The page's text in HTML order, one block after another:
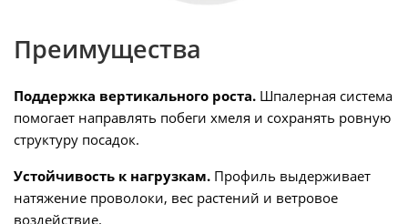
Преимущества
Поддержка вертикального роста. Шпалерная система
помогает направлять побеги хмеля и сохранять ровную
структуру посадок.
Устойчивость к нагрузкам. Профиль выдерживает
натяжение проволоки, вес растений и ветровое
воздействие.